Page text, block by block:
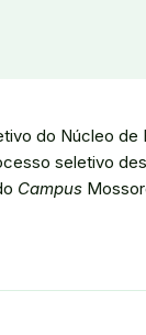
do Núcleo
seletivo
Campus